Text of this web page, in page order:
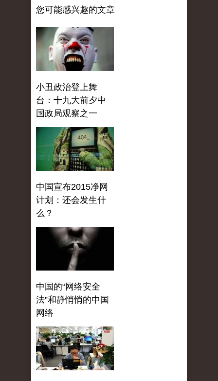
您可能感兴趣的文章
小丑政治登上舞
台：十九大前夕中
国政局观察之一
中国宣布2015净网
计划：还会发生什
么？
中国的“网络安全
法”和静悄悄的中国
网络